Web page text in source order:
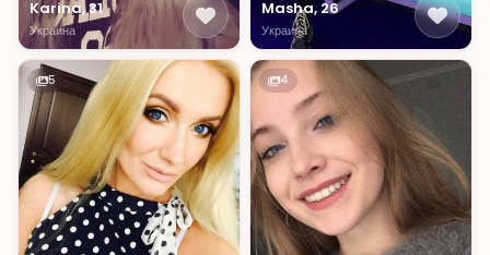
Karina, 31
Украина
Masha, 26
Украина
5 4